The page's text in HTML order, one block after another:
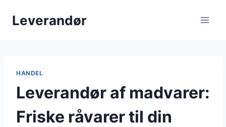
Leverandør
HANDEL
Leverandør af madvarer:
Friske råvarer til din